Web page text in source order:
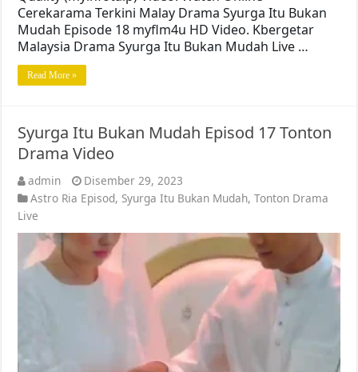
Cerekarama Terkini Malay Drama Syurga Itu Bukan
Mudah Episode 18 myflm4u HD Video. Kbergetar
Malaysia Drama Syurga Itu Bukan Mudah Live …
Read More »
Syurga Itu Bukan Mudah Episod 17 Tonton
Drama Video
admin
Disember 29, 2023
Astro Ria Episod, Syurga Itu Bukan Mudah,Tonton Drama
Live